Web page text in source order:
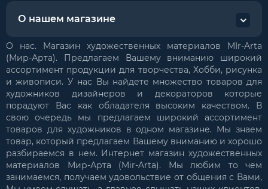
О нашем магазине
О нас. Магазин художественных материалов MIr-Arta
(Мир-Арта). Предлагаем Вашему вниманию широкий
ассортимент продукции для творчества, Хобби, рисунка
и живописи. У нас Вы найдете множество товаров для
художников дизайнеров и декораторов которые
порадуют Вас как обладателя высоким качеством. В
свою очередь мы предлагаем широкий ассортимент
товаров для художников в одном магазине. Мы знаем
товар, который предлагаем Вашему вниманию и хорошо
разбираемся в нем. Интернет магазин художественных
материалов Мир-Арта (Mir-Arta). Мы любим то чем
занимаемся, получаем удовольствие от общения с Вами,